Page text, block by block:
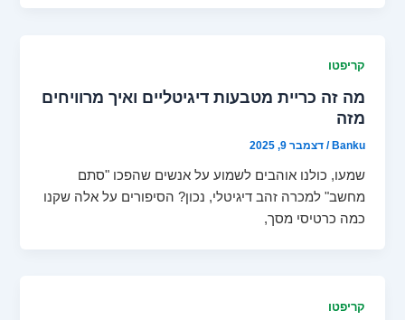
קריפטו
מה זה כריית מטבעות דיגיטליים ואיך מרוויחים
מזה
Banku
/דצמבר 9, 2025
שמעו, כולנו אוהבים לשמוע על אנשים שהפכו "סתם
מחשב" למכרה זהב דיגיטלי, נכון? הסיפורים על אלה שקנו
כמה כרטיסי מסך,
קריפטו